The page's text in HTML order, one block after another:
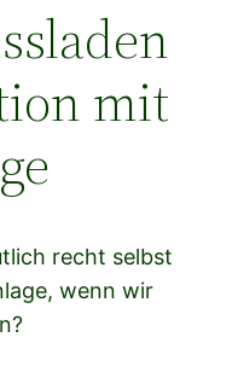
mit
recht selbst
wenn wir